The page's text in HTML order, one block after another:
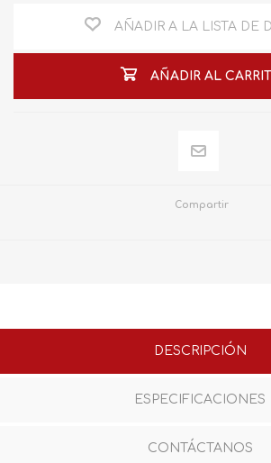
AÑADIR A LA LISTA DE
AÑADIR AL
Compartir
DESCRIPCIÓN
ESPECIFICACIONES
CONTÁCTANOS